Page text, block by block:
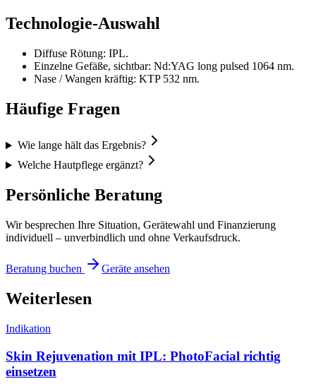
Technologie-Auswahl
Diffuse Rötung: IPL.
Einzelne Gefäße, sichtbar: Nd:YAG long pulsed 1064 nm.
Nase / Wangen kräftig: KTP 532 nm.
Häufige Fragen
Wie lange hält das Ergebnis?
Welche Hautpflege ergänzt?
Persönliche Beratung
Wir besprechen Ihre Situation, Gerätewahl und Finanzierung
individuell – unverbindlich und ohne Verkaufsdruck.
Beratung buchen Geräte ansehen
Weiterlesen
Indikation
Skin Rejuvenation mit IPL: PhotoFacial richtig
einsetzen